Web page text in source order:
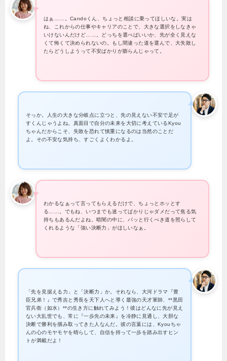
はぁ……。Candoくん、ちょっと相談に乗ってほしいな。実は
ね、これからの仕事やキャリアのことで、大きな選択をしなきゃ
いけないんだけど……。どっちを選べばいいか、先が全く見えな
くて怖くて決められないの。もし間違った道を選んで、大失敗し
たらどうしようって不安ばかりが膨らんじゃって。
そっか。人生の大きな分岐点に立つと、先の見えない不安で足が
すくんじゃうよね。真面目で自分の未来を大切に考えているKyou
ちゃんだからこそ、失敗を恐れて慎重になるのは当然のことだ
よ。その不安な気持ち、すごくよくわかるよ。
わかるなぁって言ってもらえるだけで、ちょっとホッとす
る……。でもね、いつまでも迷ってばかりじゃダメだって焦る気
持ちもあるんだよね。暗闇の中に、パッと行くべき道を照らして
くれるような「強い決断力」がほしいなぁ。
「先を見据える力」と「決断力」か。それなら、大河ドラマ『豊
臣兄弟！』で秀吉と秀長を天下人へと導く最強の天才軍師、**黒田
官兵衛（如水）**の生き方に触れてみよう！彼はどんなに先が見え
ない大乱世でも、常に『一歩先の未来』を冷静に見通し、大胆な
決断で勝利を掴み取ってきた人なんだ。彼の言葉には、Kyouちゃ
んの心のモヤモヤを晴らして、自信を持って一歩を踏み出すヒン
トが満載だよ！